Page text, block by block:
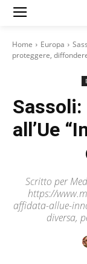
Home Europa
proteggere,
all’Ue
Scritto per
https://
affidata-allue-
diversa,